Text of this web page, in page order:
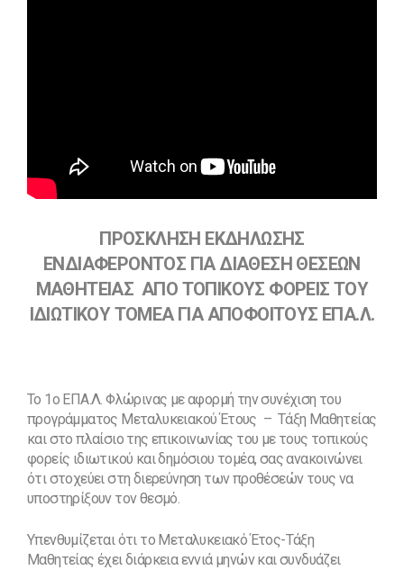
ΠΡΟΣΚΛΗΣΗ ΕΚΔΗΛΩΣΗΣ
ΕΝΔΙΑΦΕΡΟΝΤΟΣ ΓΙΑ ΔΙΑΘΕΣΗ ΘΕΣΕΩΝ
ΜΑΘΗΤΕΙΑΣ ΑΠΟ ΤΟΠΙΚΟΥΣ ΦΟΡΕΙΣ ΤΟΥ
ΙΔΙΩΤΙΚΟΥ ΤΟΜΕΑ ΓΙΑ ΑΠΟΦΟΙΤΟΥΣ ΕΠΑ.Λ.
Το 1ο ΕΠΑ.Λ. Φλώρινας με αφορμή την συνέχιση του
προγράμματος Μεταλυκειακού Έτους – Τάξη Μαθητείας
και στο πλαίσιο της επικοινωνίας του με τους τοπικούς
φορείς ιδιωτικού και δημόσιου τομέα, σας ανακοινώνει
ότι στοχεύει στη διερεύνηση των προθέσεών τους να
υποστηρίξουν τον θεσμό.
Υπενθυμίζεται ότι το Μεταλυκειακό Έτος-Τάξη
Μαθητείας έχει διάρκεια εννιά μηνών και συνδυάζει